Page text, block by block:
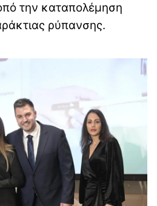
την καταπολέμηση
ρύπανσης.